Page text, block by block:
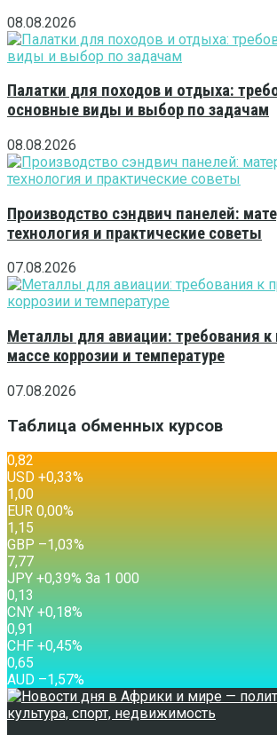
08.08.2026
Палатки для походов и отдыха:
основные виды и выбор по задачам
08.08.2026
Производство сэндвич панелей:
технология и практические советы
07.08.2026
Металлы для авиации: требования к
массе коррозии и температуре
07.08.2026
Таблица обменных курсов
0,82
USD +0,33%
1,00
EUR 0,00%
1,15
GBP –1,03%
7,77
JPY +0,39% За 1 000
0,13
CNY +0,18%
0,91
CHF +0,45%
0,65
AUD –1,57%